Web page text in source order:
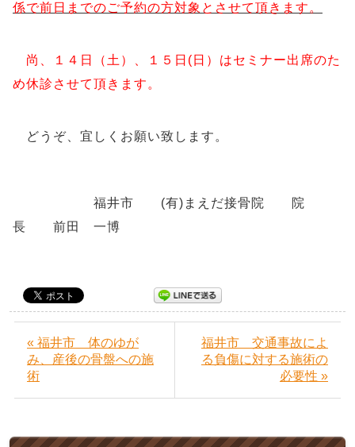
係で前日までのご予約の方対象とさせて頂きます。
尚、１４日（土）、１５日(日）はセミナー出席のた
め休診させて頂きます。
どうぞ、宜しくお願い致します。
福井市 (有)まえだ接骨院 院
長 前田 一博
« 福井市 体のゆが
み、産後の骨盤への施
術
福井市 交通事故によ
る負傷に対する施術の
必要性 »